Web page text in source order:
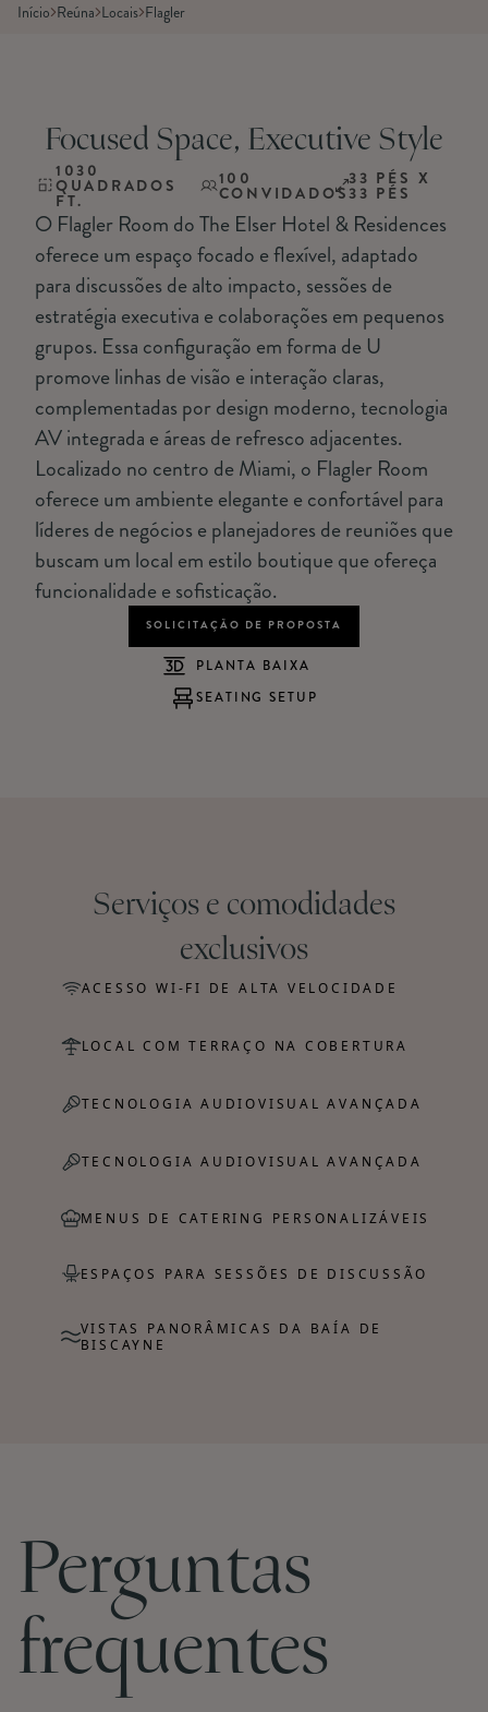
Início Reúna Locais Flagler
Focused Space, Executive Style
1030
QUADRADOS
FT.
100
CONVIDADOS
33 PÉS X
33 PÉS
O Flagler Room do The Elser Hotel & Residences
oferece um espaço focado e flexível, adaptado
para discussões de alto impacto, sessões de
estratégia executiva e colaborações em pequenos
grupos. Essa configuração em forma de U
promove linhas de visão e interação claras,
complementadas por design moderno, tecnologia
AV integrada e áreas de refresco adjacentes.
Localizado no centro de Miami, o Flagler Room
oferece um ambiente elegante e confortável para
líderes de negócios e planejadores de reuniões que
buscam um local em estilo boutique que ofereça
funcionalidade e sofisticação.
SOLICITAÇÃO DE PROPOSTA
PLANTA BAIXA
SEATING SETUP
Serviços e comodidades
exclusivos
ACESSO WI-FI DE ALTA VELOCIDADE
LOCAL COM TERRAÇO NA COBERTURA
TECNOLOGIA AUDIOVISUAL AVANÇADA
TECNOLOGIA AUDIOVISUAL AVANÇADA
MENUS DE CATERING PERSONALIZÁVEIS
ESPAÇOS PARA SESSÕES DE DISCUSSÃO
VISTAS PANORÂMICAS DA BAÍA DE
BISCAYNE
Perguntas
frequentes